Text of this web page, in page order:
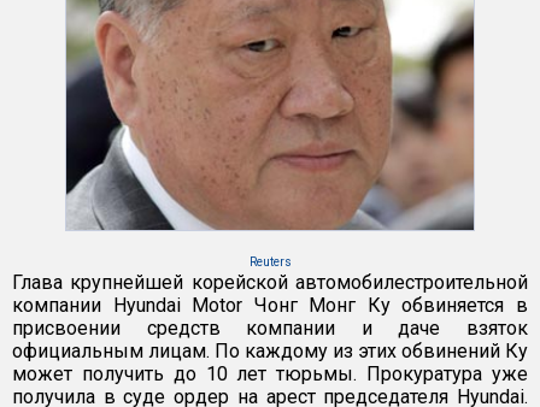
Reuters
Глава крупнейшей корейской автомобилестроительной
компании Hyundai Motor Чонг Монг Ку обвиняется в
присвоении средств компании и даче взяток
официальным лицам. По каждому из этих обвинений Ку
может получить до 10 лет тюрьмы. Прокуратура уже
получила в суде ордер на арест председателя Hyundai.